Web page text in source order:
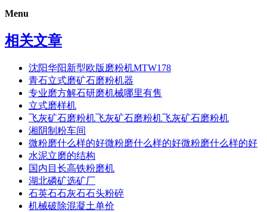
Menu
相关文章
沈阳华阳新型欧版磨粉机MTW178
青石立式磨矿石磨粉机器
专业磨方解石研磨机械哪里有售
立式磨样机
飞灰矿石磨粉机飞灰矿石磨粉机飞灰矿石磨粉机
湘阴制粉车间
微粉磨什么样的好微粉磨什么样的好微粉磨什么样的好
水泥立磨的结构
国内目长高铁粉磨机
湖北磷矿选矿厂
石英石石灰石石头粉碎
机械破除混凝土单价